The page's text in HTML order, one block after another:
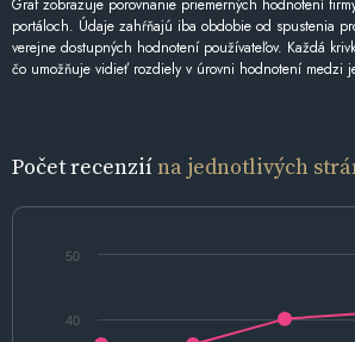
Graf zobrazuje porovnanie priemerných hodnotení
portáloch. Údaje zahŕňajú iba obdobie od spustenia
verejne dostupných hodnotení používateľov. Každá
čo umožňuje vidieť rozdiely v úrovni hodnotení medzi
Počet recenziína jednotlivých
40
50